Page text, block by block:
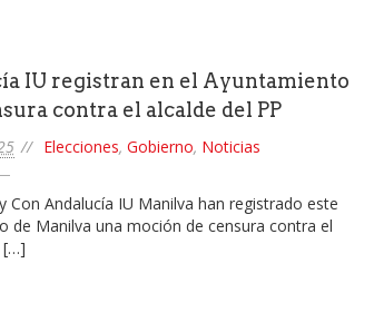
IU registran en el Ayuntamiento
contra el alcalde del PP
Elecciones, Gobierno, Noticias
Andalucía IU Manilva han registrado este
de Manilva una moción de censura contra el
[…]